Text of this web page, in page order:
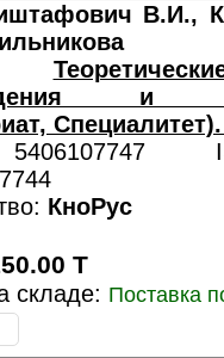
В.И.,
и
КноРус
T
складе: Поставка